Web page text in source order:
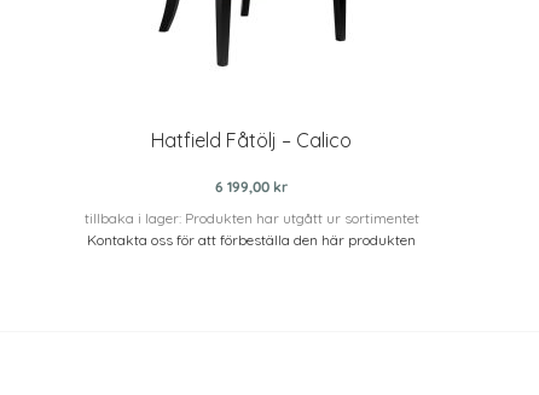
Hatfield Fåtölj – Calico
6 199,00 kr
tillbaka i lager: Produkten har utgått ur sortimentet
Kontakta oss för att förbeställa den här produkten